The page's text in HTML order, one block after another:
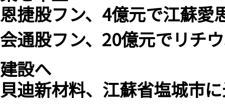
恩捷股フン、4億元で江蘇愛
会通股フン、20億元でリチ
建設へ
貝迪新材料、江蘇省塩城市